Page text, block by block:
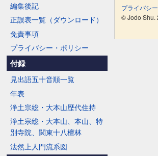
編集後記
正誤表一覧（ダウンロード）
免責事項
プライバシー・ポリシー
付録
見出語五十音順一覧
年表
浄土宗総・大本山歴代住持
浄土宗総・大本山、本山、特
別寺院、関東十八檀林
法然上人門流系図
プライバシ
© Jodo Shu.